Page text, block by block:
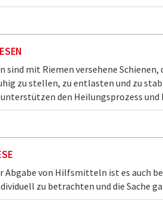
sind mit Riemen versehene
zu stellen, zu entlasten und zu
den Heilungsprozess und
Abgabe von Hilfsmitteln ist es auch
zu betrachten und die Sache